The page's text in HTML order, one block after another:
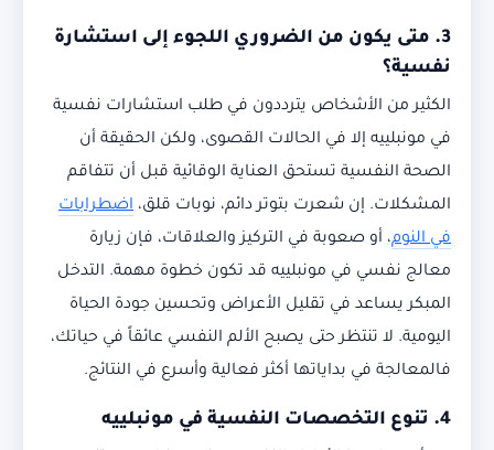
3. متى يكون من الضروري اللجوء إلى استشارة
نفسية؟
الكثير من الأشخاص يترددون في طلب استشارات نفسية
في مونبلييه إلا في الحالات القصوى، ولكن الحقيقة أن
الصحة النفسية تستحق العناية الوقائية قبل أن تتفاقم
المشكلات. إن شعرت بتوتر دائم، نوبات قلق، اضطرابات
في النوم، أو صعوبة في التركيز والعلاقات، فإن زيارة
معالج نفسي في مونبلييه قد تكون خطوة مهمة. التدخل
المبكر يساعد في تقليل الأعراض وتحسين جودة الحياة
اليومية. لا تنتظر حتى يصبح الألم النفسي عائقاً في حياتك،
فالمعالجة في بداياتها أكثر فعالية وأسرع في النتائج.
4. تنوع التخصصات النفسية في مونبلييه